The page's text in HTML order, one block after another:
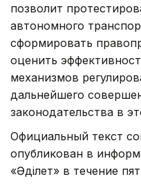
позволит
автономного
сформировать
оценить
механизмов
дальнейшего
законодательства в
Официальный текст
опубликован в
«Әділет» в течение